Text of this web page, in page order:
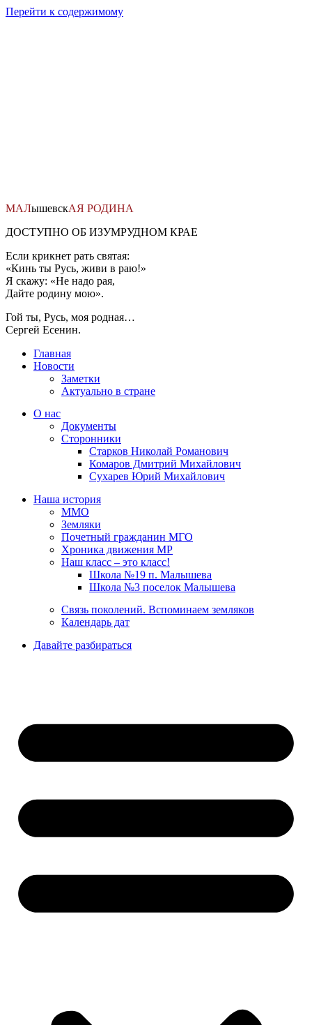
Перейти к содержимому
МАЛышевскАЯ РОДИНА
ДОСТУПНО ОБ ИЗУМРУДНОМ КРАЕ
Если крикнет рать святая:
«Кинь ты Русь, живи в раю!»
Я скажу: «Не надо рая,
Дайте родину мою».
Гой ты, Русь, моя родная…
Сергей Есенин.
Главная
Новости
Заметки
Актуально в стране
О нас
Документы
Сторонники
Старков Николай Романович
Комаров Дмитрий Михайлович
Сухарев Юрий Михайлович
Наша история
ММО
Земляки
Почетный гражданин МГО
Хроника движения МР
Наш класс – это класс!
Школа №19 п. Малышева
Школа №3 поселок Малышева
Связь поколений. Вспоминаем земляков
Календарь дат
Давайте разбираться